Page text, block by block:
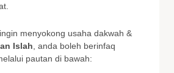
menyokong usaha dakwah &
Islah , anda boleh berinfaq
pautan di bawah: